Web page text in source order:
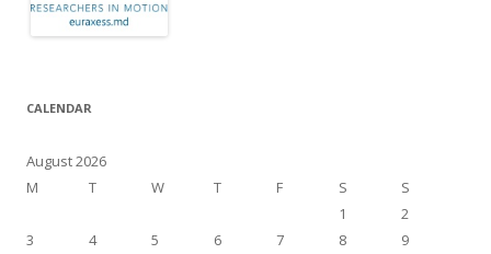
CALENDAR
August 2026
M
T W T F S S
1
2
3
4 5 6 7 8
9